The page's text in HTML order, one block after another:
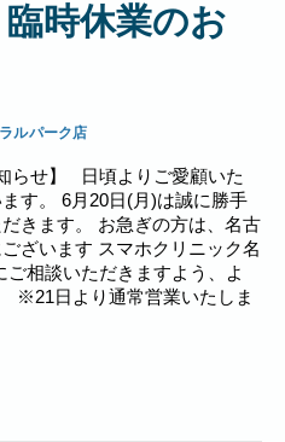
臨時休業のお
ルパーク店
らせ】 日頃よりご愛顧いた
す。 6月20日(月)は誠に勝手
きます。 お急ぎの方は、名古
ざいます スマホクリニック名
ご相談いただきますよう、よ
※21日より通常営業いたしま